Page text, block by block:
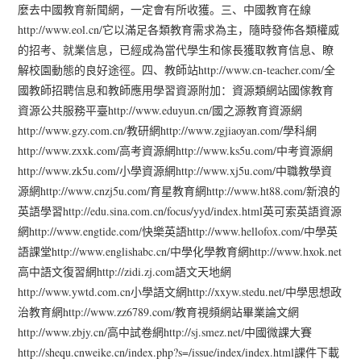
麼去中國教育新聞網，一定會有所收獲。三、中國教育在線
http://www.eol.cn/它以滿足各類教育需求為主，隨時發佈各類權威
的招考、就業信息，已經成為當代學生和傢長獲取教育信息、瞭
解校園動態的良好途徑。四、教師站http://www.cn-teacher.com/全
國教師招聘信息和教師應用學習資源附加：資源類網站國傢教育
資源公共服務平臺http://www.eduyun.cn/國之源教育資源網
http://www.gzy.com.cn/教研網http://www.zgjiaoyan.com/學科網
http://www.zxxk.com/高考資源網http://www.ks5u.com/中考資源網
http://www.zk5u.com/小學資源網http://www.xj5u.com/中職教學資
源網http://www.cnzj5u.com/育星教育網http://www.ht88.com/新浪的
英語學習http://edu.sina.com.cn/focus/yyd/index.html英可索英語資源
網http://www.engtide.com/快樂英語http://www.hellofox.com/中學英
語課堂http://www.englishabc.cn/中學化學教育網http://www.hxok.net
高中語文復習網http://zidi.zj.com語文天地網
http://www.ywtd.com.cn小學語文網http://xxyw.stedu.net/中學思想政
治教育網http://www.zz6789.com/教育視頻網站畢業論文網
http://www.zbjy.cn/高中試卷網http://sj.smez.net/中國微課大賽
http://shequ.cnweike.cn/index.php?s=/issue/index/index.html課件下載